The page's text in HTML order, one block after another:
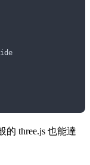
的 three.js 也能達